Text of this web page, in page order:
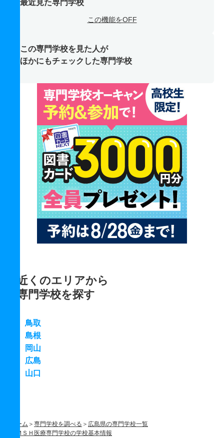
最近見た専門学校
この機能をOFF
この専門学校を見た人が
ほかにもチェックした専門学校
近くのエリアから
専門学校を探す
鳥取
島根
岡山
広島
山口
ホーム 専門学校を調べる
広島県の専門学校一覧
ＭＳＨ医療専門学校の学校基本情報